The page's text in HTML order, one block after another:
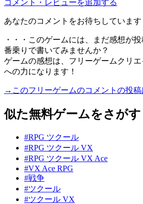
コメント・レビューを追加する
あなたのコメントをお待ちしています
・・・このゲームには、まだ感想が
番乗りで書いてみませんか？
ゲームの感想は、フリーゲームクリ
への力になります！
→このフリーゲームのコメントの投
似た無料ゲームをさがす
#RPG ツクール
#RPG ツクール VX
#RPG ツクール VX Ace
#VX Ace RPG
#戦争
#ツクール
#ツクール VX